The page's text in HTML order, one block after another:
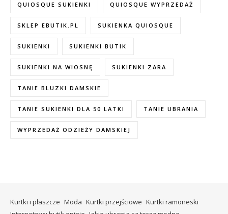
QUIOSQUE SUKIENKI QUIOSQUE WYPRZEDAŻ
SKLEP EBUTIK.PL SUKIENKA QUIOSQUE
SUKIENKI SUKIENKI BUTIK
SUKIENKI NA WIOSNĘ SUKIENKI ZARA
TANIE BLUZKI DAMSKIE
TANIE SUKIENKI DLA 50 LATKI TANIE UBRANIA
WYPRZEDAŻ ODZIEŻY DAMSKIEJ
Kurtki i płaszcze Moda Kurtki przejściowe Kurtki ramoneski